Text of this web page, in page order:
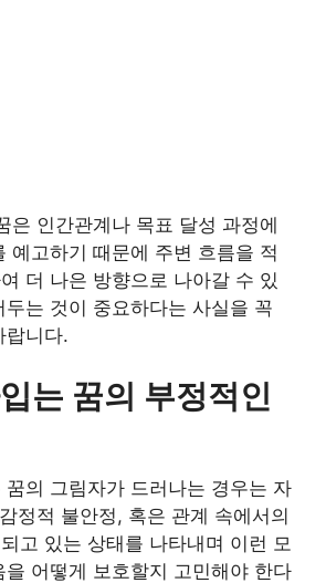
은 인간관계나 목표 달성 과정에
예고하기 때문에 주변 흐름을 적
더 나은 방향으로 나아갈 수 있
두는 것이 중요하다는 사실을 꼭
랍니다.
는 꿈의 부정적인
꿈의 그림자가 드러나는 경우는 자
정적 불안정, 혹은 관계 속에서의
고 있는 상태를 나타내며 이런 모
을 어떻게 보호할지 고민해야 한다